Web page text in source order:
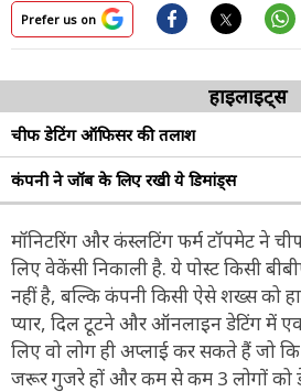
Prefer us on
हाइलाइट्स
चीफ डेटिंग ऑफिसर की तलाश
कंपनी ने जॉब के लिए रखी ये डिमांड्स
मॉनिटरिंग और कंस्लटिंग फर्म टॉपमेट ने
लिए वेकेंसी निकाली है. ये पोस्ट किसी
नहीं है, बल्कि कंपनी किसी ऐसे शख्स को
प्यार, दिल टूटने और ऑनलाइन डेटिंग में
लिए वो लोग ही अप्लाई कर सकते हैं जो
जरूर गुजरे हों और कम से कम 3 लोगों को